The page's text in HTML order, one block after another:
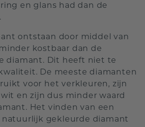
en glans had dan de
ontstaan door middel van
kostbaar dan de
diamant. Dit heeft niet te
De meeste diamanten
voor het verkleuren, zijn
en zijn dus minder waard
Het vinden van een
gekleurde diamant